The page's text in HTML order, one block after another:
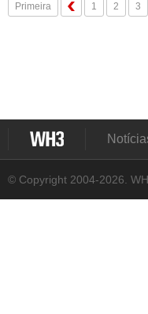
Primeira 1 2 3
© Copyright 2004-2026.